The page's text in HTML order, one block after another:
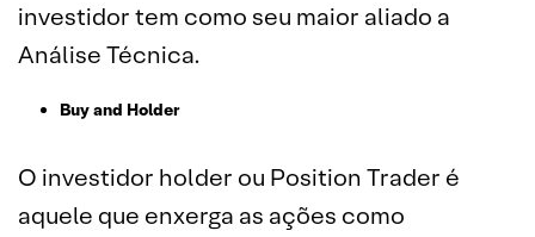
investidor tem como seu maior aliado a
Análise Técnica.
Buy and Holder
O investidor holder ou Position Trader é
aquele que enxerga as ações como